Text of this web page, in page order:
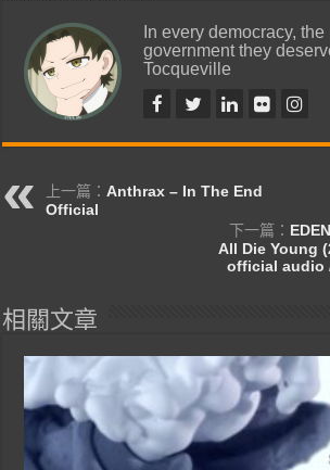
In every democracy,
government they
Tocqueville
上一篇：Anthrax – In The End
Official
下一篇：
All Die Young
official audio
相關文章